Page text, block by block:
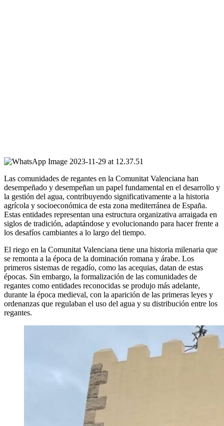
Las comunidades de regantes en la Comunitat Valenciana han
desempeñado y desempeñan un papel fundamental en el desarrollo y
la gestión del agua, contribuyendo significativamente a la historia
agrícola y socioeconómica de esta zona mediterránea de España.
Estas entidades representan una estructura organizativa arraigada en
siglos de tradición, adaptándose y evolucionando para hacer frente a
los desafíos cambiantes a lo largo del tiempo.
El riego en la Comunitat Valenciana tiene una historia milenaria que
se remonta a la época de la dominación romana y árabe. Los
primeros sistemas de regadío, como las acequias, datan de estas
épocas. Sin embargo, la formalización de las comunidades de
regantes como entidades reconocidas se produjo más adelante,
durante la época medieval, con la aparición de las primeras leyes y
ordenanzas que regulaban el uso del agua y su distribución entre los
regantes.